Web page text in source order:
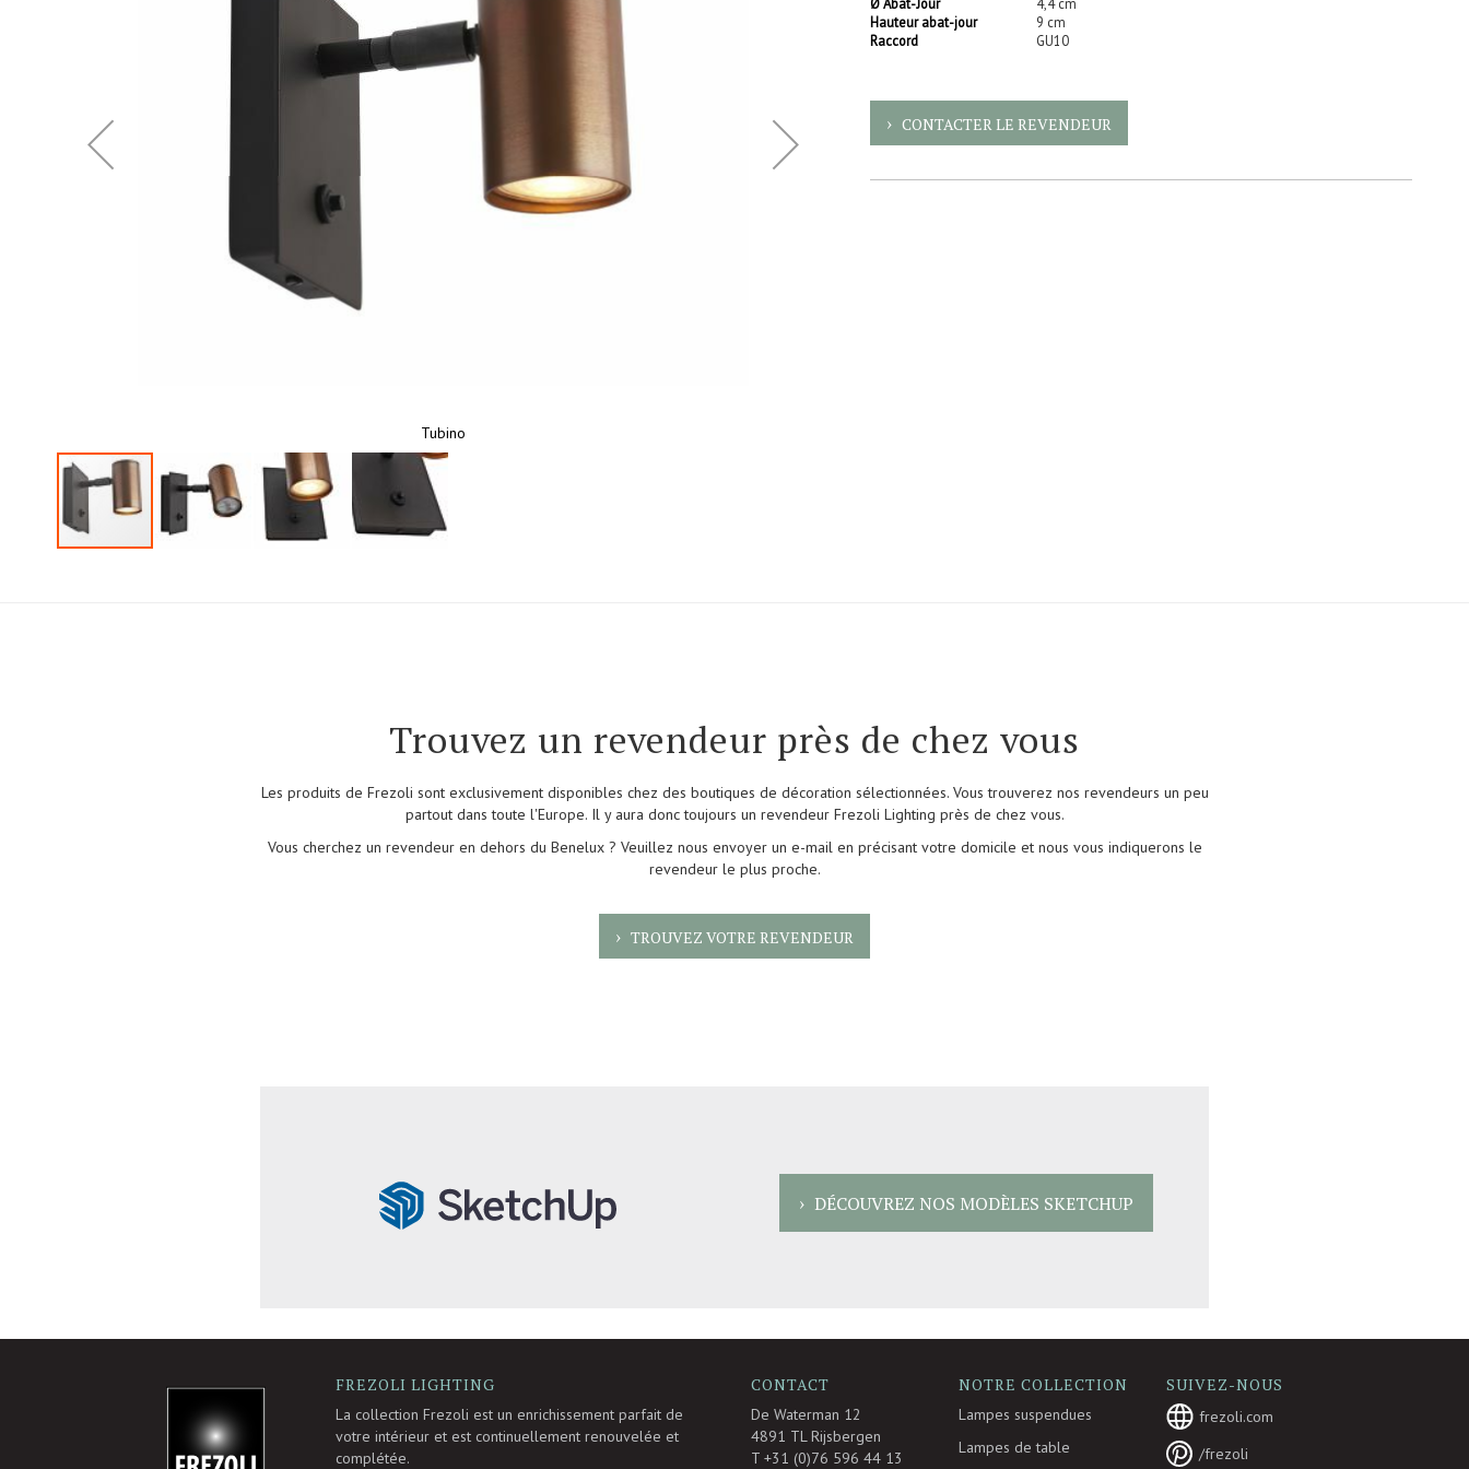
Tubino
Hauteur abat-jour
9 cm
Raccord
GU10
CONTACTER LE REVENDEUR
Trouvez un revendeur près de chez vous
Les produits de Frezoli sont exclusivement disponibles chez des boutiques de décoration sélectionnées. Vous trouverez nos revendeurs un peu
partout dans toute l'Europe. Il y aura donc toujours un revendeur Frezoli Lighting près de chez vous.
Vous cherchez un revendeur en dehors du Benelux ? Veuillez nous envoyer un e-mail en précisant votre domicile et nous vous indiquerons le
revendeur le plus proche.
TROUVEZ VOTRE REVENDEUR
DÉCOUVREZ NOS MODÈLES SKETCHUP
FREZOLI LIGHTING
La collection Frezoli est un enrichissement parfait de
votre intérieur et est continuellement renouvelée et
complétée.
CONTACT
De Waterman 12
4891 TL Rijsbergen
T +31 (0)76 596 44 13
NOTRE COLLECTION
Lampes suspendues
Lampes de table
SUIVEZ-NOUS
frezoli.com
/frezoli